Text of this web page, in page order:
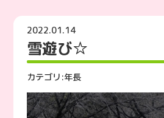
2022.01.14
雪遊び☆
カテゴリ:年長